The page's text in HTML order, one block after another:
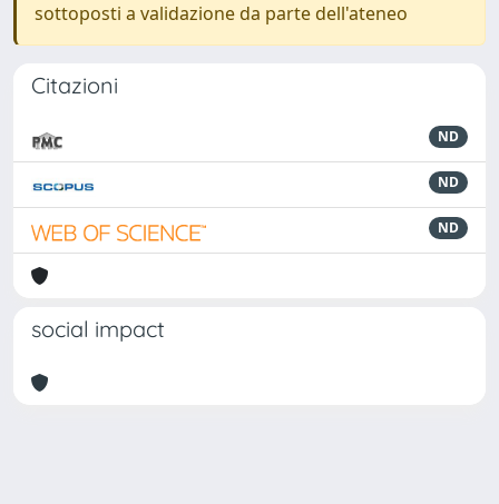
sottoposti a validazione da parte dell'ateneo
Citazioni
ND
ND
ND
social impact